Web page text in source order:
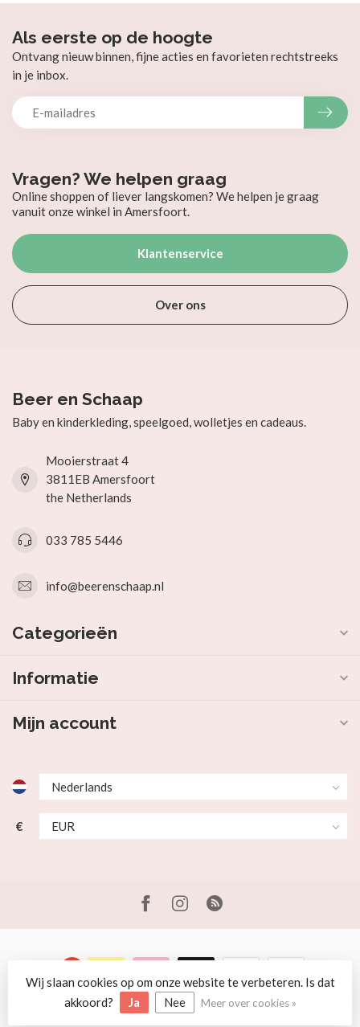
Vragen? We helpen graag
Online shoppen of liever langskomen? We helpen je graag
vanuit onze winkel in Amersfoort.
Klantenservice
Over ons
Als eerste op de hoogte
Ontvang nieuw binnen, fijne acties en favorieten rechtstreeks
in je inbox.
Beer en Schaap
Baby en kinderkleding, speelgoed, wolletjes en cadeaus.
Mooierstraat 4
3811EB Amersfoort
the Netherlands
033 785 5446
info@beerenschaap.nl
Categorieën
Informatie
Mijn account
€
© Copyright 2026 Beer en Schaap
Wij slaan cookies op om onze website te verbeteren. Is dat
akkoord?
Ja Nee Meer over cookies »